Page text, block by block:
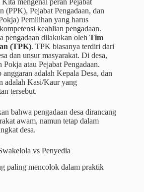
Kita mengenal peran Pejabat
(PPK), Pejabat Pengadaan, dan
Pemilihan yang harus
keahlian pengadaan.
pengadaan dilakukan oleh Tim
(TPK). TPK biasanya terdiri dari
dan unsur masyarakat. Di desa,
atau Pejabat Pengadaan.
adalah Kepala Desa, dan
adalah Kasi/Kaur yang
tersebut.
bahwa pengadaan desa dirancang
awam, namun tetap dalam
desa.
vs Penyedia
paling mencolok dalam praktik